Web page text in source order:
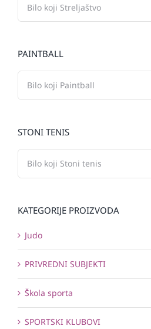
PAINTBALL
STONI TENIS
KATEGORIJE PROIZVODA
Judo
PRIVREDNI SUBJEKTI
Škola sporta
SPORTSKI KLUBOVI